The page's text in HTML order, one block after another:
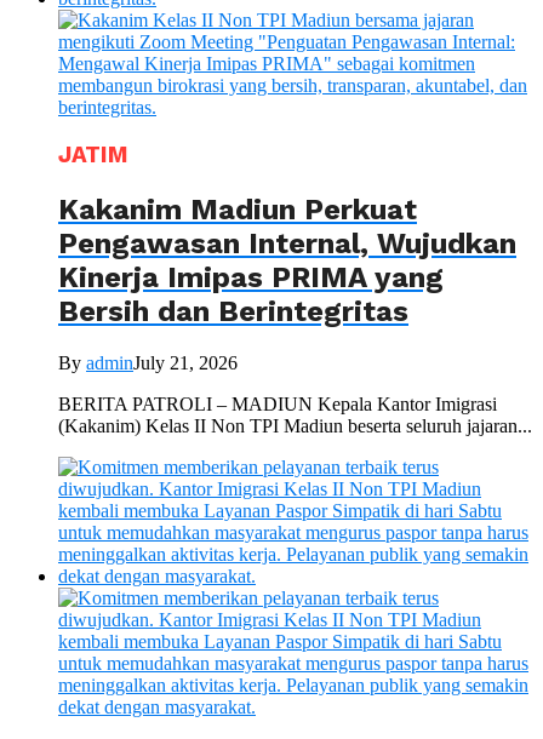
JATIM
Kakanim Madiun Perkuat
Pengawasan Internal, Wujudkan
Kinerja Imipas PRIMA yang
Bersih dan Berintegritas
By adminJuly 21, 2026
BERITA PATROLI – MADIUN Kepala Kantor Imigrasi
(Kakanim) Kelas II Non TPI Madiun beserta seluruh jajaran...